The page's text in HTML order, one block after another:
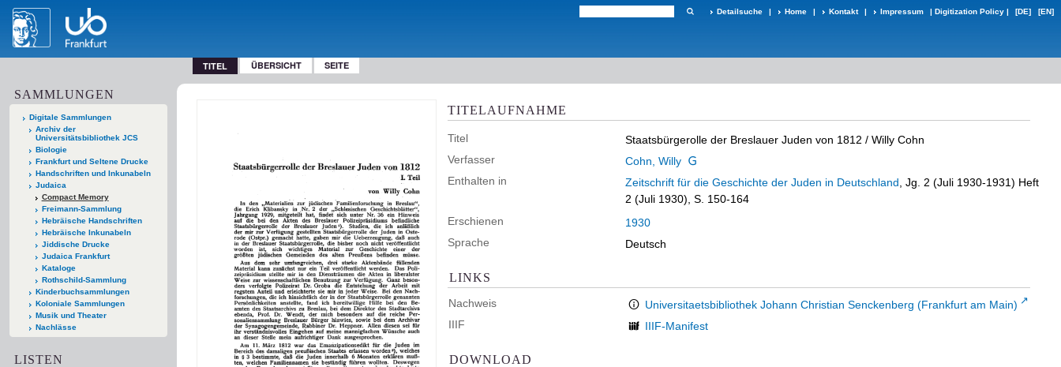
Detailsuche | Home | Kontakt | Impressum | Digitization Policy | [DE] [EN]
TITEL ÜBERSICHT SEITE
SAMMLUNGEN
Digitale Sammlungen
Archiv der
Universitätsbibliothek JCS
Biologie
Frankfurt und Seltene Drucke
Handschriften und Inkunabeln
Judaica
Compact Memory
Freimann-Sammlung
Hebräische Handschriften
Hebräische Inkunabeln
Jiddische Drucke
Judaica Frankfurt
Kataloge
Rothschild-Sammlung
Kinderbuchsammlungen
Koloniale Sammlungen
Musik und Theater
Nachlässe
LISTEN
TITELAUFNAHME
Titel Staatsbürgerolle der Breslauer Juden von 1812 / Willy Cohn
Verfasser
Cohn, Willy
Enthalten in
Zeitschrift für die Geschichte der Juden in Deutschland , Jg. 2 (Juli 1930-1931) Heft
2 (Juli 1930), S. 150-164
Erschienen
1930
Sprache
Deutsch
LINKS
Nachweis
Universitaetsbibliothek Johann Christian Senckenberg (Frankfurt am Main)
IIIF
IIIF-Manifest
DOWNLOAD